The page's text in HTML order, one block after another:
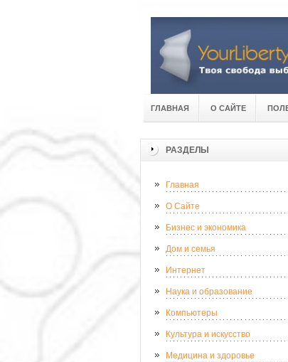
ГЛАВНАЯ О САЙТЕ
РАЗДЕЛЫ
Главная
О Сайте
Бизнес и экономика
Дом и семья
Интернет
Наука и образование
Компьютеры
Культура и искусство
Медицина и здоровье